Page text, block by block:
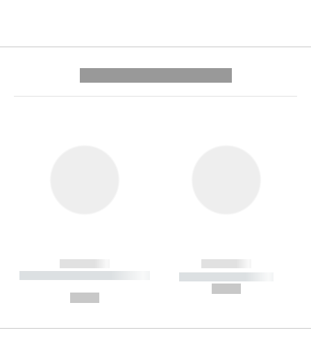
------------
----------- ----------- --------
------------
----------- -----------